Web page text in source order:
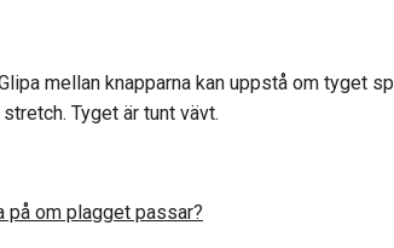
mellan knapparna kan uppstå om tyget
Tyget är tunt vävt.
på om plagget passar?